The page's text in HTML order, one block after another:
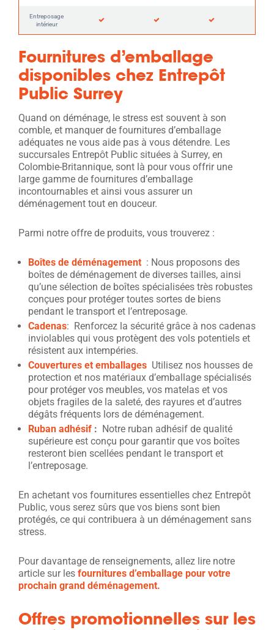
Entreposage
intérieur
Fournitures d’emballage
disponibles chez Entrepôt
Public Surrey
Quand on déménage, le stress est souvent à son
comble, et manquer de fournitures d’emballage
adéquates ne vous aide pas à vous détendre. Les
succursales Entrepôt Public situées à Surrey, en
Colombie-Britannique, sont là pour vous offrir une
large gamme de fournitures d’emballage
incontournables et ainsi vous assurer un
déménagement tout en douceur.
Parmi notre offre de produits, vous trouverez :
Boîtes de déménagement : Nous proposons des
boîtes de déménagement de diverses tailles, ainsi
qu’une sélection de boîtes spécialisées très robustes
conçues pour protéger toutes sortes de biens
pendant le transport et l’entreposage.
Cadenas: Renforcez la sécurité grâce à nos cadenas
inviolables qui vous protègent des vols potentiels et
résistent aux intempéries.
Couvertures et emballages Utilisez nos housses de
protection et nos matériaux d’emballage spécialisés
pour protéger vos meubles, vos matelas et vos
objets fragiles de la saleté, des rayures et d’autres
dégâts fréquents lors de déménagement.
Ruban adhésif : Notre ruban adhésif de qualité
supérieure est conçu pour garantir que vos boîtes
resteront bien scellées pendant le transport et
l’entreposage.
En achetant vos fournitures essentielles chez Entrepôt
Public, vous serez sûrs que vos biens sont bien
protégés, ce qui contribuera à un déménagement sans
stress.
Pour davantage de renseignements, allez lire notre
article sur les fournitures d’emballage pour votre
prochain grand déménagement.
Offres promotionnelles sur les